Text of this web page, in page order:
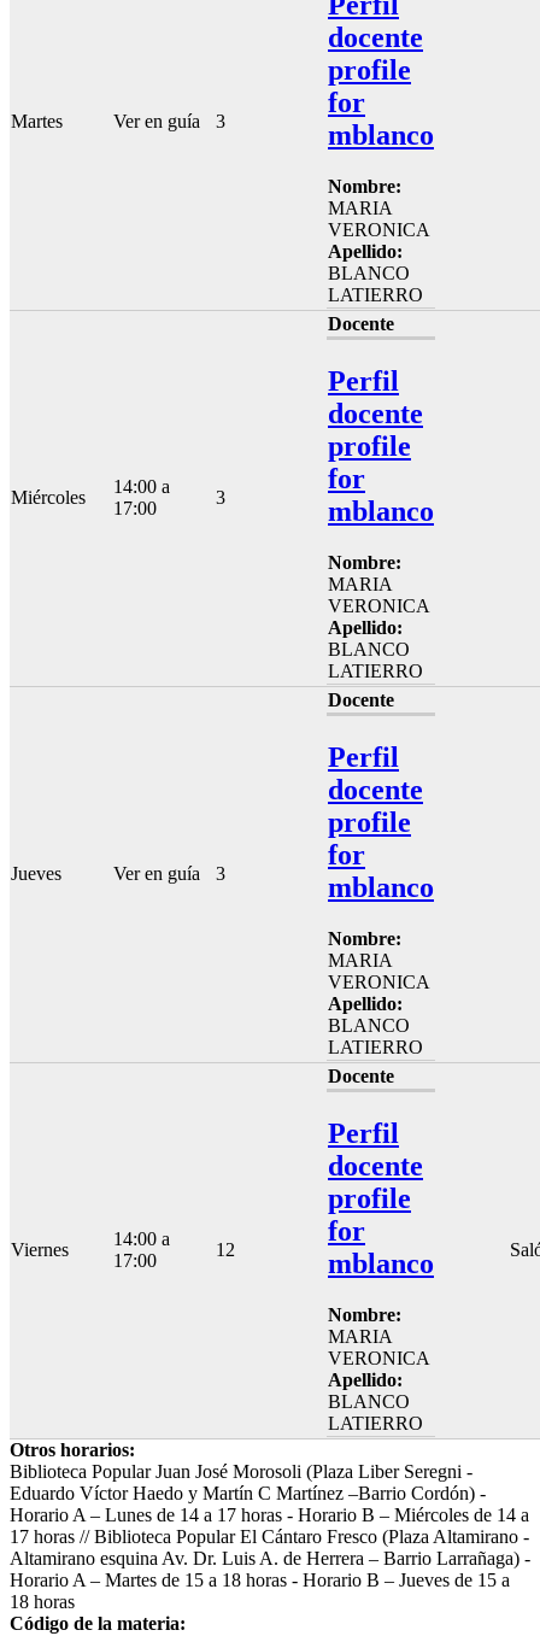
Martes Ver en guía 3
docente
profile
for
mblanco
Nombre:
MARIA
VERONICA
Apellido:
BLANCO
LATIERRO
Miércoles
14:00 a
17:00
3
Docente
Perfil
docente
profile
for
mblanco
Nombre:
MARIA
VERONICA
Apellido:
BLANCO
LATIERRO
Jueves Ver en guía 3
Docente
Perfil
docente
profile
for
mblanco
Nombre:
MARIA
VERONICA
Apellido:
BLANCO
LATIERRO
Viernes
14:00 a
17:00
12
Docente
Perfil
docente
profile
for
mblanco
Nombre:
MARIA
VERONICA
Apellido:
BLANCO
LATIERRO
Otros horarios:
Biblioteca Popular Juan José Morosoli (Plaza Liber Seregni -
Eduardo Víctor Haedo y Martín C Martínez –Barrio Cordón) -
Horario A – Lunes de 14 a 17 horas - Horario B – Miércoles de 14 a
17 horas // Biblioteca Popular El Cántaro Fresco (Plaza Altamirano -
Altamirano esquina Av. Dr. Luis A. de Herrera – Barrio Larrañaga) -
Horario A – Martes de 15 a 18 horas - Horario B – Jueves de 15 a
18 horas
Código de la materia: